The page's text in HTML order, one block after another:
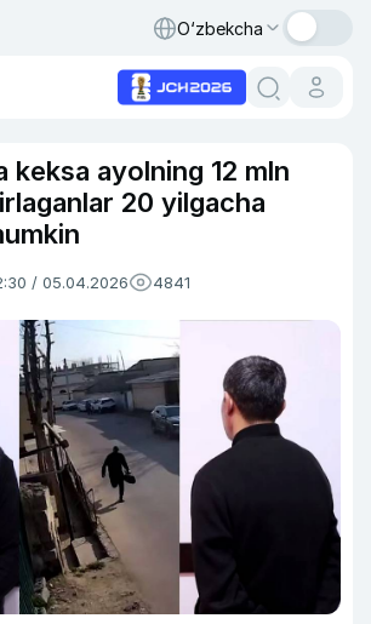
O‘zbekcha
keksa ayolning 12 mln
20 yilgacha
/ 05.04.2026 4841